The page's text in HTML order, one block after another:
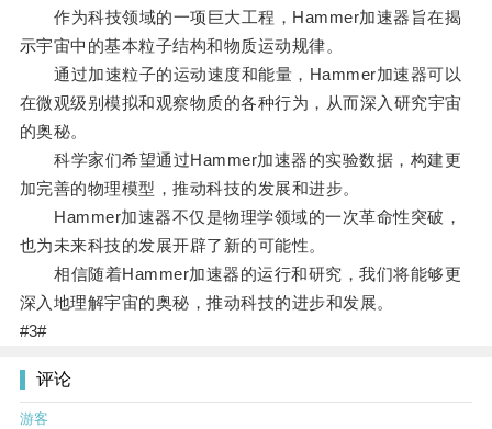
作为科技领域的一项巨大工程，Hammer加速器旨在揭
示宇宙中的基本粒子结构和物质运动规律。
通过加速粒子的运动速度和能量，Hammer加速器可以
在微观级别模拟和观察物质的各种行为，从而深入研究宇宙
的奥秘。
科学家们希望通过Hammer加速器的实验数据，构建更
加完善的物理模型，推动科技的发展和进步。
Hammer加速器不仅是物理学领域的一次革命性突破，
也为未来科技的发展开辟了新的可能性。
相信随着Hammer加速器的运行和研究，我们将能够更
深入地理解宇宙的奥秘，推动科技的进步和发展。
#3#
评论
游客